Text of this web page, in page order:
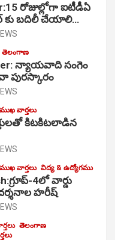
రోజుల్లోగా ఐటీడీఏ
కు బదిలీ చేయాలి…
తెలంగాణ
న్యాయవాది సంగెం
పురస్కారం
వార్తలు
కిటకిటలాడిన
వార్తలు విద్య & ఉద్యోగము
4లో వార్డు
హరీష్
తెలంగాణ